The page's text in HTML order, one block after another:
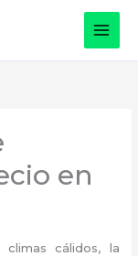
en
cálidos, la